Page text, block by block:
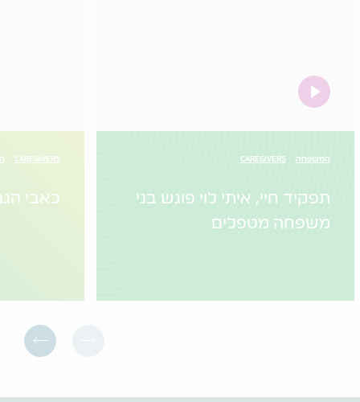
video
המשפחה CAREGIVERS
תפקיד חיי, איתי לוי פוגש בני
משפחה מטפלים
CAREGIVERS
כאבי